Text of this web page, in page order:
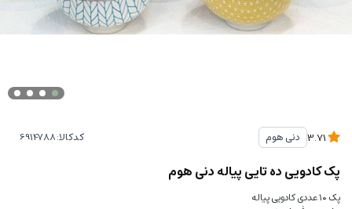
دنی هوم کدکالا:
پک کادویی ده تایی پیاله دنی هوم
پک ۱۰ عددی کادویی پیاله